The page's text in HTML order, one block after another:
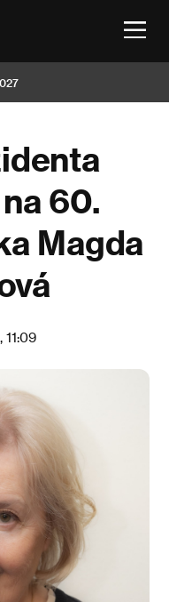
60.
Magda
11:09